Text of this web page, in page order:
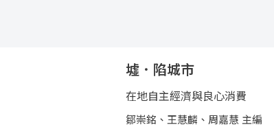
墟．陷城市
在地自主經濟與良心消費
鄒崇銘、王慧麟、周嘉慧 主編